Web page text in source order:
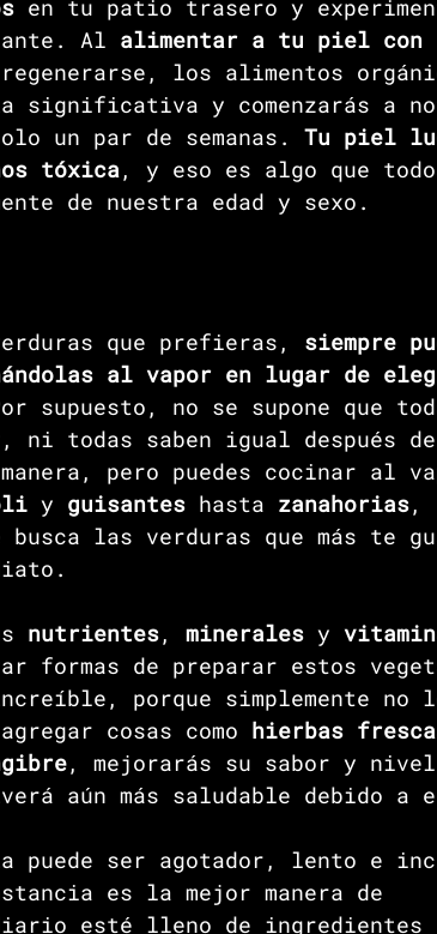
en tu patio trasero y
Al alimentar a tu piel con
los alimentos
significativa y comenzarás a
un par de semanas. Tu piel
tóxica, y eso es algo que
de nuestra edad y sexo.
que prefieras,
siempre
al vapor en lugar de
supuesto, no se supone que
ni todas saben igual después de
pero puedes cocinar al
y guisantes hasta zanahorias,
las verduras que más te
nutrientes, minerales y
formas de preparar estos
porque simplemente no
cosas como hierbas
, mejorarás su sabor y nivel
aún más saludable debido a
puede ser agotador, lento e
es la mejor manera de
esté lleno de ingredientes